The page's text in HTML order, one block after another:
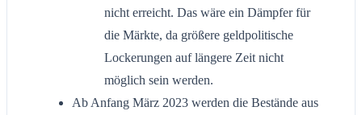
nicht erreicht. Das wäre ein Dämpfer für
die Märkte, da größere geldpolitische
Lockerungen auf längere Zeit nicht
möglich sein werden.
Ab Anfang März 2023 werden die Bestände aus